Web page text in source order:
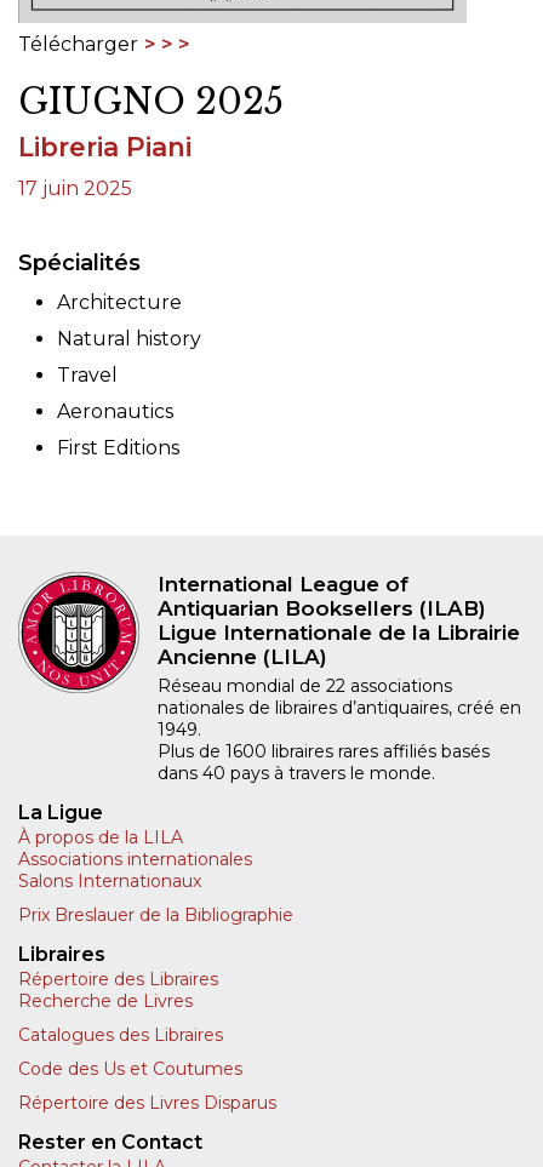
Télécharger
GIUGNO 2025
Libreria Piani
17 juin 2025
Spécialités
Architecture
Natural history
Travel
Aeronautics
First Editions
International League of
Antiquarian Booksellers (ILAB)
Ligue Internationale de la Librairie
Ancienne (LILA)
Réseau mondial de 22 associations
nationales de libraires d’antiquaires, créé en
1949.
Plus de 1600 libraires rares affiliés basés
dans 40 pays à travers le monde.
La Ligue
À propos de la LILA
Associations internationales
Salons Internationaux
Prix Breslauer de la Bibliographie
Libraires
Répertoire des Libraires
Recherche de Livres
Catalogues des Libraires
Code des Us et Coutumes
Répertoire des Livres Disparus
Rester en Contact